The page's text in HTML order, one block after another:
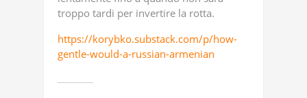
troppo tardi per invertire la rotta.
https://korybko.substack.com/p/how-
gentle-would-a-russian-armenian